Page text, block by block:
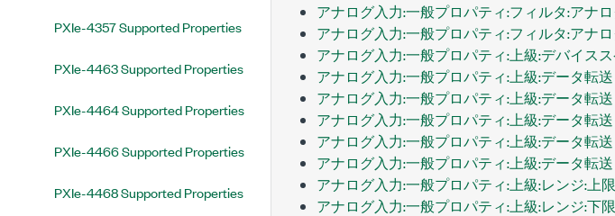
PXIe-4357 Supported Properties
PXIe-4463 Supported Properties
PXIe-4464 Supported Properties
PXIe-4466 Supported Properties
PXIe-4468 Supported Properties
アナログ入力:一般プロパティ:フィルタ:アナ
アナログ入力:一般プロパティ:フィルタ:アナ
アナログ入力:一般プロパティ:上級:デバイス
アナログ入力:一般プロパティ:上級:データ転
アナログ入力:一般プロパティ:上級:データ転
アナログ入力:一般プロパティ:上級:データ転
アナログ入力:一般プロパティ:上級:データ転
アナログ入力:一般プロパティ:上級:データ転
アナログ入力:一般プロパティ:上級:レンジ:上限
アナログ入力:一般プロパティ:上級:レンジ:下限